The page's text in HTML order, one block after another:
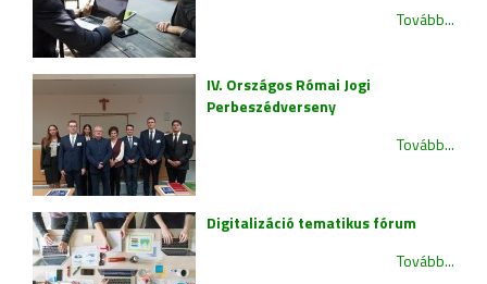
Tovább...
IV. Országos Római Jogi
Perbeszédverseny
Tovább...
Digitalizáció tematikus fórum
Tovább...